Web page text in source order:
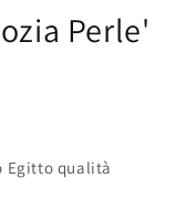
Perle'
Egitto qualità